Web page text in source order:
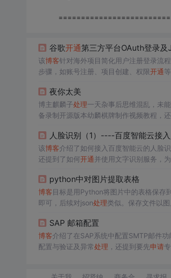
谷歌开通第三方平台OAuth登录
该博客针对海外项目简化用户注册登录流
步骤，如账号注册、项目创建、权限开通
夜你太美
博主麒麟子处理一天杂事后思维混乱，未
备录制开源版本幼麟棋牌制作视频教程，还
人脸识别（1）----百度智能云接
该博客介绍了如何接入百度智能云的人脸
还提到了如何开通 并使用文字识别服务，
python中对图片提取表格
博客目标是用Python将图片中的表格保存
即可，后续对json处理类似。保存文件以图
SAP 邮箱配置
博客介绍了在SAP系统中配置SMTP邮件
配置与验证及异常处理 ，还提到要先申请